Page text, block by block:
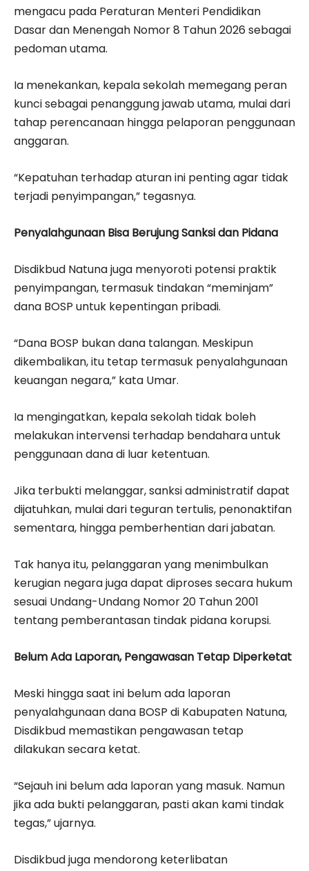
mengacu pada Peraturan Menteri Pendidikan
Dasar dan Menengah Nomor 8 Tahun 2026 sebagai
pedoman utama.
Ia menekankan, kepala sekolah memegang peran
kunci sebagai penanggung jawab utama, mulai dari
tahap perencanaan hingga pelaporan penggunaan
anggaran.
“Kepatuhan terhadap aturan ini penting agar tidak
terjadi penyimpangan,” tegasnya.
Penyalahgunaan Bisa Berujung Sanksi dan Pidana
Disdikbud Natuna juga menyoroti potensi praktik
penyimpangan, termasuk tindakan “meminjam”
dana BOSP untuk kepentingan pribadi.
“Dana BOSP bukan dana talangan. Meskipun
dikembalikan, itu tetap termasuk penyalahgunaan
keuangan negara,” kata Umar.
Ia mengingatkan, kepala sekolah tidak boleh
melakukan intervensi terhadap bendahara untuk
penggunaan dana di luar ketentuan.
Jika terbukti melanggar, sanksi administratif dapat
dijatuhkan, mulai dari teguran tertulis, penonaktifan
sementara, hingga pemberhentian dari jabatan.
Tak hanya itu, pelanggaran yang menimbulkan
kerugian negara juga dapat diproses secara hukum
sesuai Undang-Undang Nomor 20 Tahun 2001
tentang pemberantasan tindak pidana korupsi.
Belum Ada Laporan, Pengawasan Tetap Diperketat
Meski hingga saat ini belum ada laporan
penyalahgunaan dana BOSP di Kabupaten Natuna,
Disdikbud memastikan pengawasan tetap
dilakukan secara ketat.
“Sejauh ini belum ada laporan yang masuk. Namun
jika ada bukti pelanggaran, pasti akan kami tindak
tegas,” ujarnya.
Disdikbud juga mendorong keterlibatan